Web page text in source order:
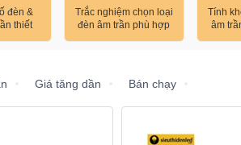
đèn &
thiết
Trắc nghiệm chọn loại
đèn âm trần phù hợp
Tính
âm
Giá tăng dần Bán chạy